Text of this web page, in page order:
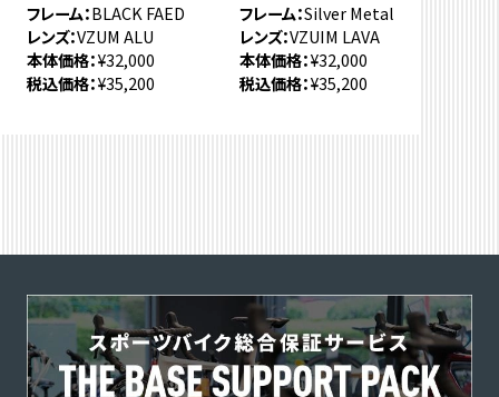
フレーム BLACK FAED
レンズ VZUM ALU
本体価格 ¥32,000
税込価格 ¥35,200
フレーム Silver Metal
レンズ VZUIM LAVA
本体価格 ¥32,000
税込価格 ¥35,200